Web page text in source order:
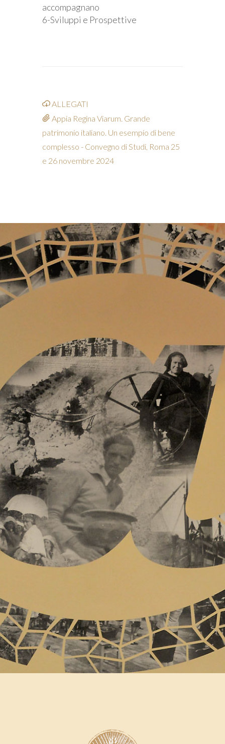
accompagnano
6-Sviluppi e Prospettive
ALLEGATI
Appia Regina Viarum. Grande
patrimonio italiano. Un esempio di bene
complesso - Convegno di Studi, Roma 25
e 26 novembre 2024